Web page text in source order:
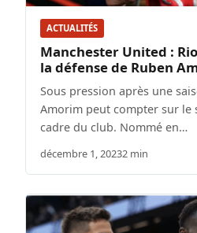
ACTUALITÉS
Manchester United :
la défense de Ruben
Sous pression après une
Amorim peut compter sur le
cadre du club. Nommé en…
décembre 1, 20232 min